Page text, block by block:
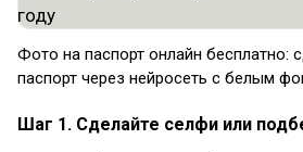
Фото на паспорт онлайн бесплатно:
паспорт через нейросеть с белым
Шаг 1. Сделайте селфи или